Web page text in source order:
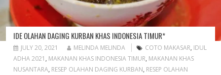
IDE OLAHAN DAGING KURBAN KHAS INDONESIA TIMUR*
JULY 20, 2021 MELINDA MELINDA COTO MAKASAR, IDUL
ADHA 2021 , MAKANAN KHAS INDONESIA TIMUR, MAKANAN KHAS
NUSANTARA, RESEP OLAHAN DAGING KURBAN, RESEP OLAHAN